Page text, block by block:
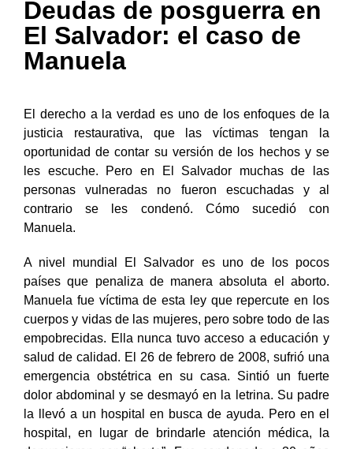
Deudas de posguerra en
El Salvador: el caso de
Manuela
El derecho a la verdad es uno de los enfoques de la
justicia restaurativa, que las víctimas tengan la
oportunidad de contar su versión de los hechos y se
les escuche. Pero en El Salvador muchas de las
personas vulneradas no fueron escuchadas y al
contrario se les condenó. Cómo sucedió con
Manuela.
A nivel mundial El Salvador es uno de los pocos
países que penaliza de manera absoluta el aborto.
Manuela fue víctima de esta ley que repercute en los
cuerpos y vidas de las mujeres, pero sobre todo de las
empobrecidas. Ella nunca tuvo acceso a educación y
salud de calidad. El 26 de febrero de 2008, sufrió una
emergencia obstétrica en su casa. Sintió un fuerte
dolor abdominal y se desmayó en la letrina. Su padre
la llevó a un hospital en busca de ayuda. Pero en el
hospital, en lugar de brindarle atención médica, la